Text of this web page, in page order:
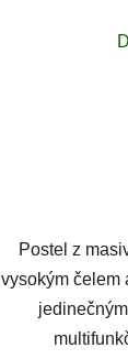
Postel z
vysokým čelem